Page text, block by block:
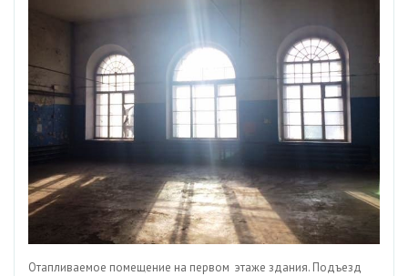
Отапливаемое помещение на первом этаже здания. Подъезд